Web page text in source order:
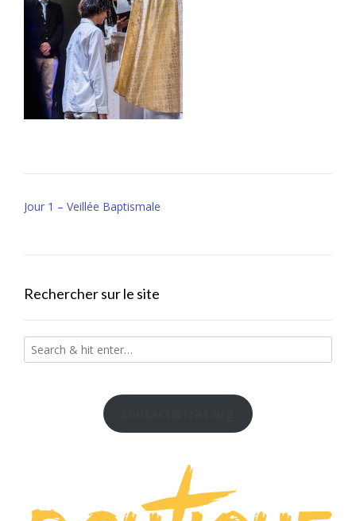
Post
Jour 1 – Veillée Baptismale
Rechercher sur le site